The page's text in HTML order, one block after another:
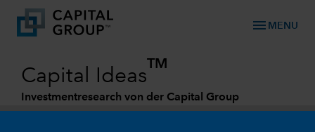
menu MENU
Capital Ideas
TM
Investmentresearch von der Capital Group